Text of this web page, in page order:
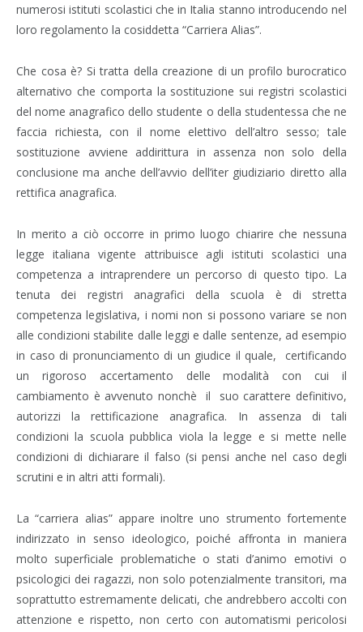
numerosi istituti scolastici che in Italia stanno introducendo nel
loro regolamento la cosiddetta “Carriera Alias”.
Che cosa è? Si tratta della creazione di un profilo burocratico
alternativo che comporta la sostituzione sui registri scolastici
del nome anagrafico dello studente o della studentessa che ne
faccia richiesta, con il nome elettivo dell’altro sesso; tale
sostituzione avviene addirittura in assenza non solo della
conclusione ma anche dell’avvio dell’iter giudiziario diretto alla
rettifica anagrafica.
In merito a ciò occorre in primo luogo chiarire che nessuna
legge italiana vigente attribuisce agli istituti scolastici una
competenza a intraprendere un percorso di questo tipo. La
tenuta dei registri anagrafici della scuola è di stretta
competenza legislativa, i nomi non si possono variare se non
alle condizioni stabilite dalle leggi e dalle sentenze, ad esempio
in caso di pronunciamento di un giudice il quale,
certificando
un rigoroso accertamento delle modalità con cui il
cambiamento è avvenuto nonchè
il
suo carattere definitivo,
autorizzi la rettificazione anagrafica. In assenza di tali
condizioni la scuola pubblica viola la legge e si mette nelle
condizioni di dichiarare il falso (si pensi anche nel caso degli
scrutini e in altri atti formali).
La “carriera alias” appare inoltre uno strumento fortemente
indirizzato in senso ideologico, poiché affronta in maniera
molto superficiale problematiche o stati d’animo emotivi o
psicologici dei ragazzi, non solo potenzialmente transitori, ma
soprattutto estremamente delicati, che andrebbero accolti con
attenzione e rispetto, non certo con automatismi pericolosi